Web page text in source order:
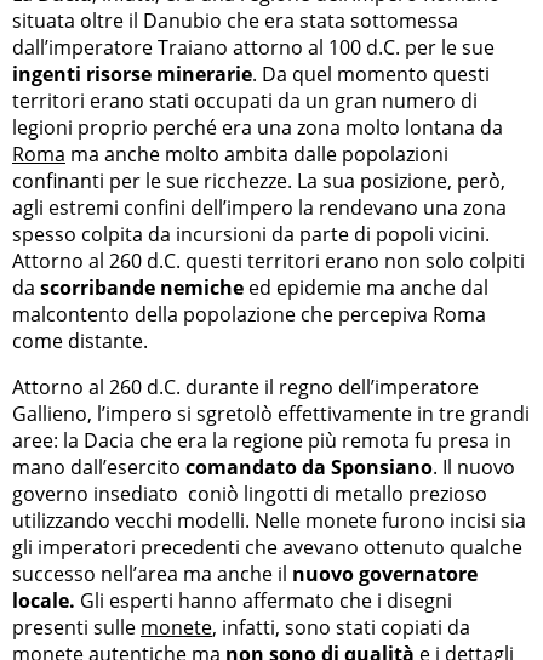
situata oltre il Danubio che era stata sottomessa
dall’imperatore Traiano attorno al 100 d.C. per le sue
ingenti risorse minerarie. Da quel momento questi
territori erano stati occupati da un gran numero di
legioni proprio perché era una zona molto lontana da
Roma ma anche molto ambita dalle popolazioni
confinanti per le sue ricchezze. La sua posizione, però,
agli estremi confini dell’impero la rendevano una zona
spesso colpita da incursioni da parte di popoli vicini.
Attorno al 260 d.C. questi territori erano non solo colpiti
da scorribande nemiche ed epidemie ma anche dal
malcontento della popolazione che percepiva Roma
come distante.
Attorno al 260 d.C. durante il regno dell’imperatore
Gallieno, l’impero si sgretolò effettivamente in tre grandi
aree: la Dacia che era la regione più remota fu presa in
mano dall’esercito comandato da Sponsiano. Il nuovo
governo insediato coniò lingotti di metallo prezioso
utilizzando vecchi modelli. Nelle monete furono incisi sia
gli imperatori precedenti che avevano ottenuto qualche
successo nell’area ma anche il nuovo governatore
locale. Gli esperti hanno affermato che i disegni
presenti sulle monete, infatti, sono stati copiati da
monete autentiche ma non sono di qualità e i dettagli